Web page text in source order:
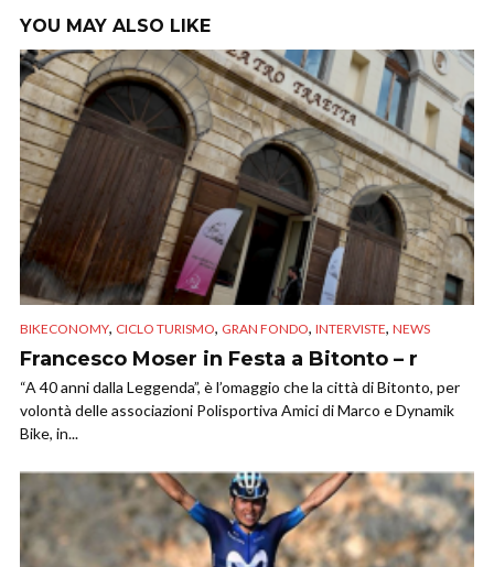
YOU MAY ALSO LIKE
BIKECONOMY, CICLO TURISMO, GRAN FONDO, INTERVISTE, NEWS
Francesco Moser in Festa a Bitonto – r
“A 40 anni dalla Leggenda”, è l’omaggio che la città di Bitonto, per
volontà delle associazioni Polisportiva Amici di Marco e Dynamik
Bike, in...